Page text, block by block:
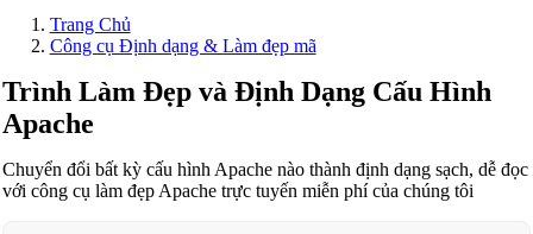
Trang Chủ
Công cụ Định dạng & Làm đẹp mã
Trình Làm Đẹp và Định Dạng Cấu Hình
Apache
Chuyển đổi bất kỳ cấu hình Apache nào thành định dạng sạch, dễ đọc
với công cụ làm đẹp Apache trực tuyến miễn phí của chúng tôi